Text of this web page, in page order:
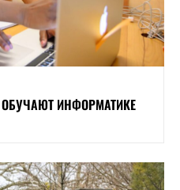
ОБУЧАЮТ ИНФОРМАТИКЕ